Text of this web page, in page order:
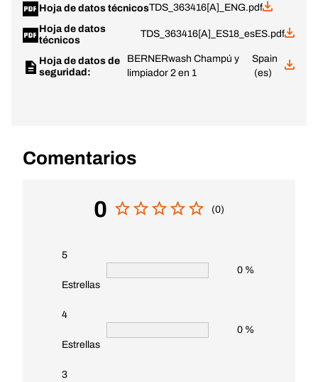
Hoja de datos técnicosTDS_363416[A]_ENG.pdf
Hoja de datos
técnicos
TDS_363416[A]_ES18_esES.pdf
Hoja de datos de
seguridad:
BERNERwash Champú y
limpiador 2 en 1
Spain
(es)
Comentarios
0 (0)
5
Estrellas
0 %
4
Estrellas
0 %
3